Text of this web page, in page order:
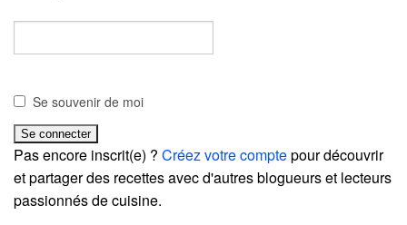
Se souvenir de moi
Pas encore inscrit(e) ? Créez votre comptepour découvrir
et partager des recettes avec d'autres blogueurs et lecteurs
passionnés de cuisine.